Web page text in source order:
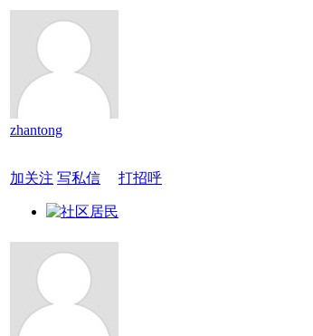
zhantong
加关注 写私信 打招呼